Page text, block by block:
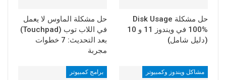
حل مشكلة Disk Usage
100% في ويندوز 11 و 10
(دليل شامل)
حل مشكلة الماوس لا يعمل
في اللاب توب (Touchpad)
بعد التحديث: 7 خطوات
مجربة
مشاكل ويندوز وكمبيوتر برامج كمبيوتر